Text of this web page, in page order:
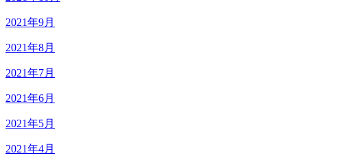
2021年9月
2021年8月
2021年7月
2021年6月
2021年5月
2021年4月